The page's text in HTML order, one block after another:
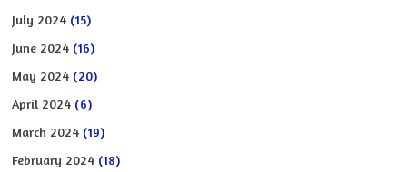
July 2024 (15)
June 2024 (16)
May 2024 (20)
April 2024 (6)
March 2024 (19)
February 2024 (18)